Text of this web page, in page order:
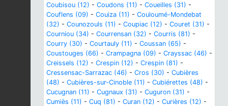
Coubisou (12) - Coudons (11) - Coueilles (31) -
Couflens (09) - Couiza (11) - Couloumé-Mondebat
(32) - Counozouls (11) - Coupiac (12) - Couret (31) -
Courniou (34) - Courrensan (32) - Courris (81) -
Courry (30) - Courtauly (11) - Coussan (65) -
Coustouges (66) - Crampagna (09) - Crayssac (46) -
Creissels (12) - Crespin (12) - Crespin (81) -
Cressensac-Sarrazac (46) - Cros (30) - Cubières
(48) - Cubières-sur-Cinoble (11) - Cubiérettes (48) -
Cucugnan (11) - Cugnaux (31) - Cuguron (31) -
Cumiès (11) - Cuq (81) - Curan (12) - Curières (12) -